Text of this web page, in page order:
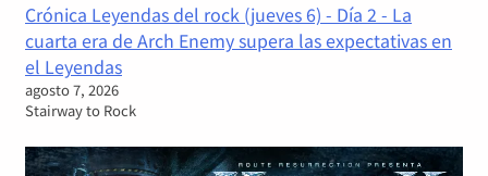
Crónica Leyendas del rock (jueves 6) - Día 2 - La
cuarta era de Arch Enemy supera las expectativas en
el Leyendas
agosto 7, 2026
Stairway to Rock